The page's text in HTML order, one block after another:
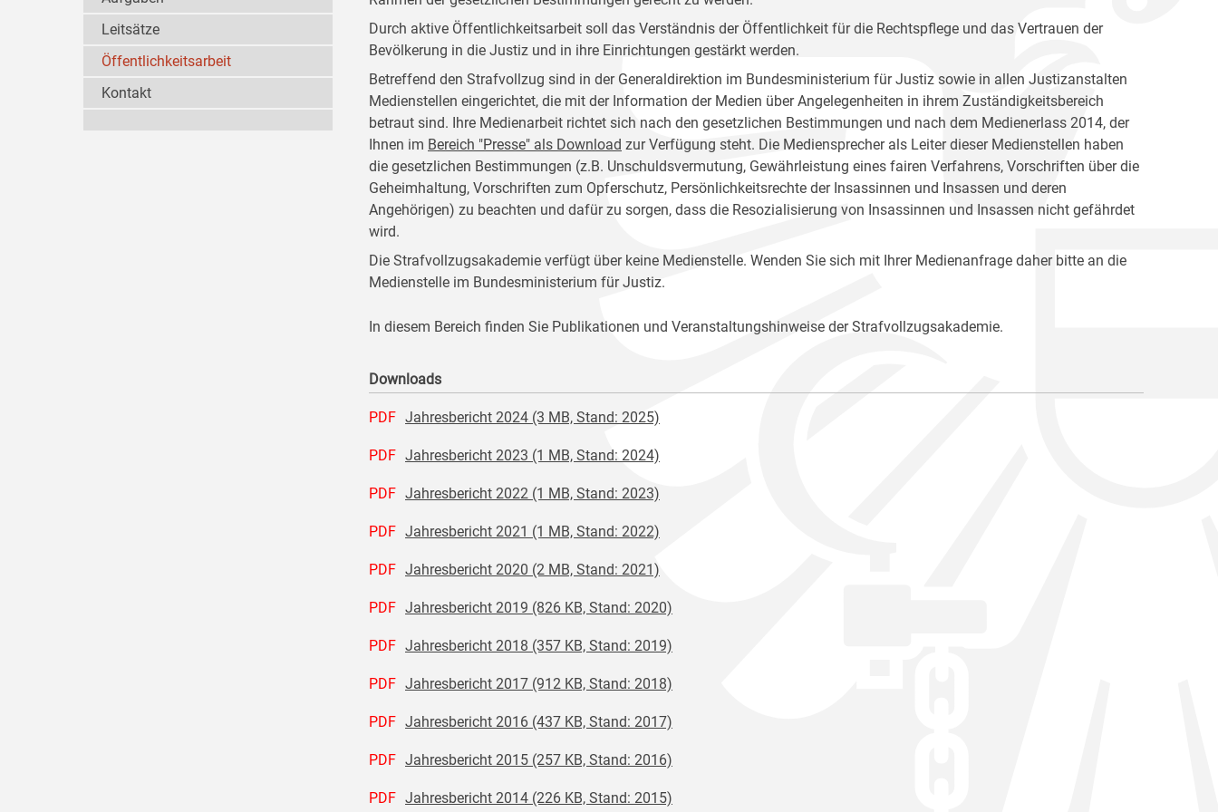
Durch aktive Öffentlichkeitsarbeit soll das Verständnis der Öffentlichkeit für die Rechtspflege und das Vertrauen der
Bevölkerung in die Justiz und in ihre Einrichtungen gestärkt werden.
Betreffend den Strafvollzug sind in der Generaldirektion im Bundesministerium für Justiz sowie in allen Justizanstalten
Medienstellen eingerichtet, die mit der Information der Medien über Angelegenheiten in ihrem Zuständigkeitsbereich
betraut sind. Ihre Medienarbeit richtet sich nach den gesetzlichen Bestimmungen und nach dem Medienerlass 2014, der
Ihnen im Bereich "Presse" als Download zur Verfügung steht. Die Mediensprecher als Leiter dieser Medienstellen haben
die gesetzlichen Bestimmungen (z.B. Unschuldsvermutung, Gewährleistung eines fairen Verfahrens, Vorschriften über die
Geheimhaltung, Vorschriften zum Opferschutz, Persönlichkeitsrechte der Insassinnen und Insassen und deren
Angehörigen) zu beachten und dafür zu sorgen, dass die Resozialisierung von Insassinnen und Insassen nicht gefährdet
wird.
Die Strafvollzugsakademie verfügt über keine Medienstelle. Wenden Sie sich mit Ihrer Medienanfrage daher bitte an die
Medienstelle im Bundesministerium für Justiz.
In diesem Bereich finden Sie Publikationen und Veranstaltungshinweise der Strafvollzugsakademie.
Downloads
PDF Jahresbericht 2024 (3 MB, Stand: 2025)
PDF Jahresbericht 2023 (1 MB, Stand: 2024)
PDF Jahresbericht 2022 (1 MB, Stand: 2023)
PDF Jahresbericht 2021 (1 MB, Stand: 2022)
PDF Jahresbericht 2020 (2 MB, Stand: 2021)
PDF Jahresbericht 2019 (826 KB, Stand: 2020)
PDF Jahresbericht 2018 (357 KB, Stand: 2019)
PDF Jahresbericht 2017 (912 KB, Stand: 2018)
PDF Jahresbericht 2016 (437 KB, Stand: 2017)
PDF Jahresbericht 2015 (257 KB, Stand: 2016)
PDF Jahresbericht 2014 (226 KB, Stand: 2015)
Leitsätze
Öffentlichkeitsarbeit
Kontakt